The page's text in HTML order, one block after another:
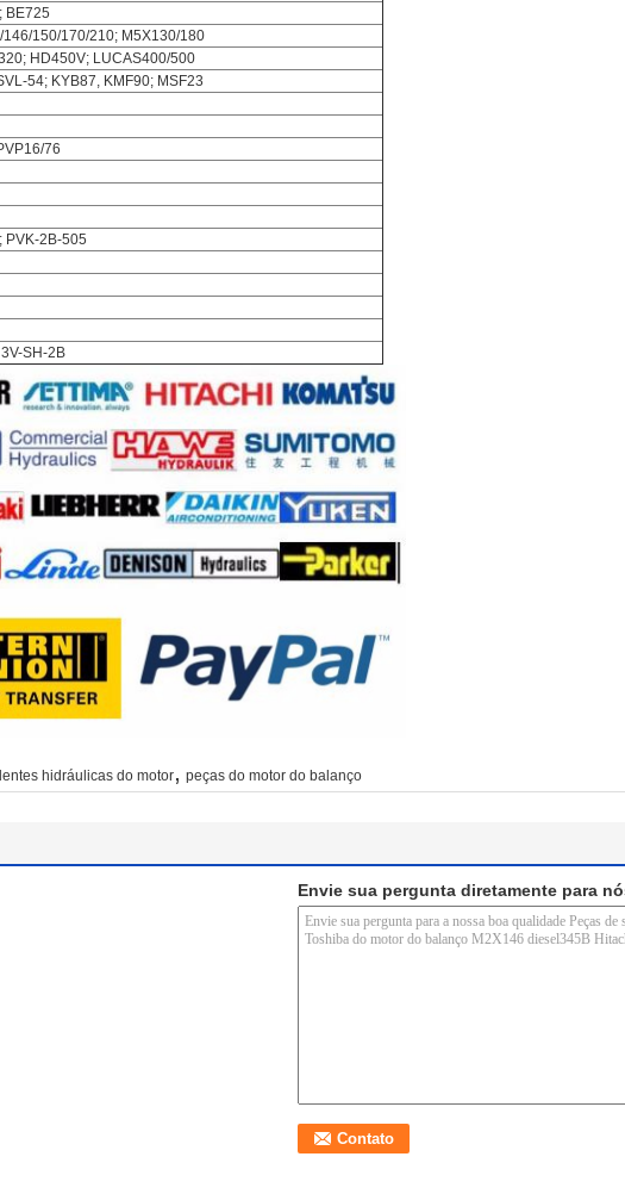
BE725
150/170/210; M5X130/180
HD450V; LUCAS400/500
54; KYB87, KMF90; MSF23
76
PVK-2B-505
SH-2B
hidráulicas do motor, peças do motor do balanço
Envie sua pergunta diretamente para